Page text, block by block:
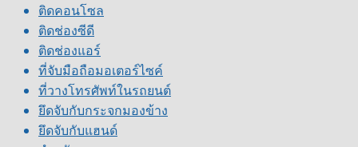
ติดคอนโซล
ติดช่องซีดี
ติดช่องแอร์
ที่จับมือถือมอเตอร์ไซค์
ที่วางโทรศัพท์ในรถยนต์
ยึดจับกับกระจกมองข้าง
ยึดจับกับแฮนด์